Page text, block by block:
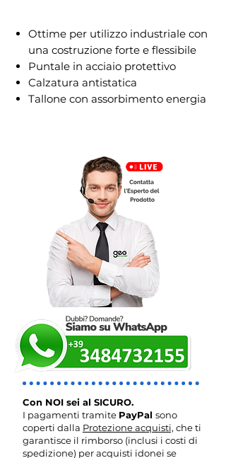
Ottime per utilizzo industriale con
una costruzione forte e flessibile
Puntale in acciaio protettivo
Calzatura antistatica
Tallone con assorbimento energia
Con NOI sei al SICURO.
I pagamenti tramite PayPal sono
coperti dalla Protezione acquisti, che ti
garantisce il rimborso (inclusi i costi di
spedizione) per acquisti idonei se